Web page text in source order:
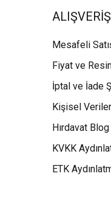
ALIŞVERİŞ
Mesafeli
Fiyat ve
İptal ve İade
Kişisel
Hırdavat Blog
KVKK
ETK